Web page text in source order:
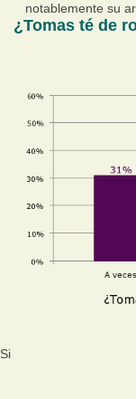
notablemente su
¿Tomas té de
Si